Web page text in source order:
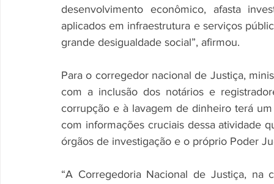
desenvolvimento econômico, afasta
aplicados em infraestrutura e serviços
grande desigualdade social”, afirmou.
Para o corregedor nacional de Justiça,
com a inclusão dos notários e
corrupção e à lavagem de dinheiro terá
com informações cruciais dessa atividade
órgãos de investigação e o próprio Poder
“A Corregedoria Nacional de Justiça, na